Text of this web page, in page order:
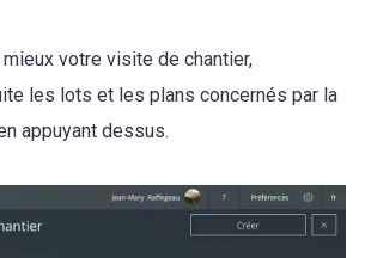
votre visite de chantier,
les lots et les plans concernés par la
appuyant dessus.